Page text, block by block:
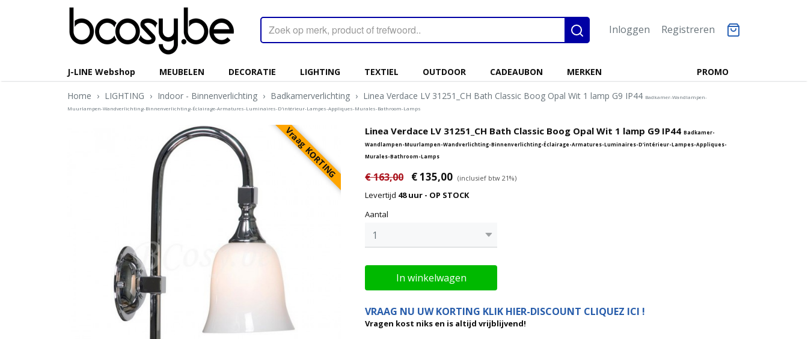
Inloggen Registreren
PROMO
J-LINE Webshop MEUBELEN DECORATIE LIGHTING TEXTIEL OUTDOOR CADEAUBON MERKEN
Home › LIGHTING › Indoor - Binnenverlichting › Badkamerverlichting › Linea Verdace LV 31251_CH Bath Classic Boog Opal Wit 1 lamp G9 IP44 Badkamer-Wandlampen-
Muurlampen-Wandverlichting-Binnenverlichting-Éclairage-Armatures-Luminaires-D'intérieur-Lampes-Appliques-Murales-Bathroom-Lamps
Vraag KORTING Linea Verdace LV 31251_CH Bath Classic Boog Opal Wit 1 lamp G9 IP44 Badkamer-
Wandlampen-Muurlampen-Wandverlichting-Binnenverlichting-Éclairage-Armatures-Luminaires-D'intérieur-Lampes-Appliques-
Murales-Bathroom-Lamps
€ 163,00 € 135,00 (inclusief btw 21%)
Levertijd 48 uur - OP STOCK
Aantal
In winkelwagen
VRAAG NU UW KORTING KLIK HIER-DISCOUNT CLIQUEZ ICI !
Vragen kost niks en is altijd vrijblijvend!